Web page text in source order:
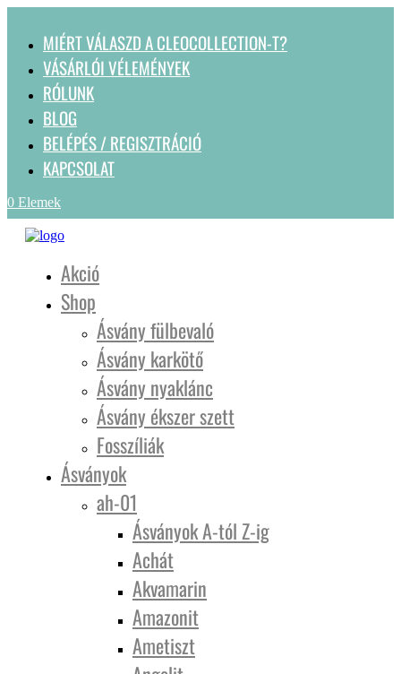
MIÉRT VÁLASZD A CLEOCOLLECTION-T?
VÁSÁRLÓI VÉLEMÉNYEK
RÓLUNK
BLOG
BELÉPÉS / REGISZTRÁCIÓ
KAPCSOLAT
0 Elemek
Akció
Shop
Ásvány fülbevaló
Ásvány karkötő
Ásvány nyaklánc
Ásvány ékszer szett
Fosszíliák
Ásványok
ah-01
Ásványok A-tól Z-ig
Achát
Akvamarin
Amazonit
Ametiszt